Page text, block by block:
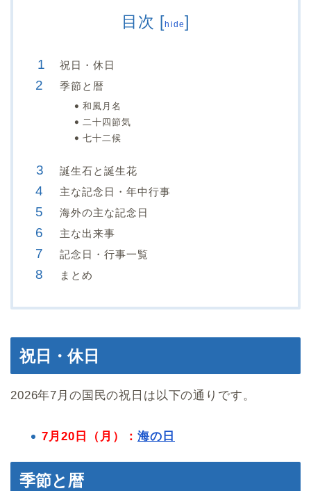
目次 [hide]
祝日・休日
季節と暦
和風月名
二十四節気
七十二候
誕生石と誕生花
主な記念日・年中行事
海外の主な記念日
主な出来事
記念日・行事一覧
まとめ
祝日・休日
2026年7月の国民の祝日は以下の通りです。
7月20日（月）： 海の日
季節と暦